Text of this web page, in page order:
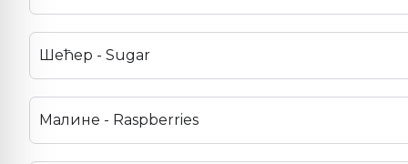
Шећер - Sugar
Малине - Raspberries